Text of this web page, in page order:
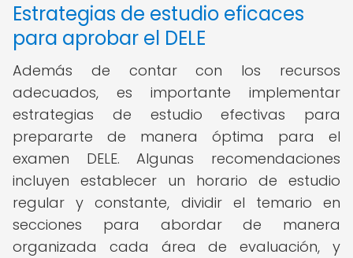
Estrategias de estudio eficaces
para aprobar el DELE
Además de contar con los recursos
adecuados, es importante implementar
estrategias de estudio efectivas para
prepararte de manera óptima para el
examen DELE. Algunas recomendaciones
incluyen establecer un horario de estudio
regular y constante, dividir el temario en
secciones para abordar de manera
organizada cada área de evaluación, y